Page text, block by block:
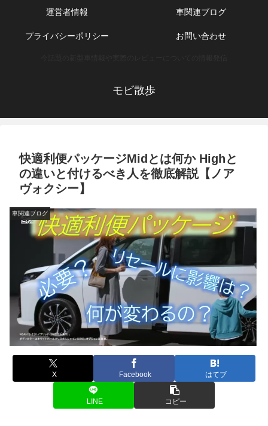
モビ散歩
運営者情報 車関連ブログ
プライバシーポリシー お問い合わせ
快適利便パッケージMidとは何か Highと
の違いと付けるべき人を徹底解説【ノア
ヴォクシー】
車関連ブログ
X Facebook はてブ
LINE コピー